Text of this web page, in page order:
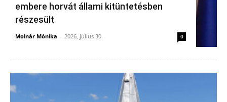
embere horvát állami kitüntetésben
részesült
Molnár Mónika - 2026, július 30. 0